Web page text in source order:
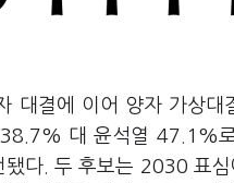
대결에 이어 양자 가상대
대 윤석열 47.1%
다. 두 후보는 2030 표심